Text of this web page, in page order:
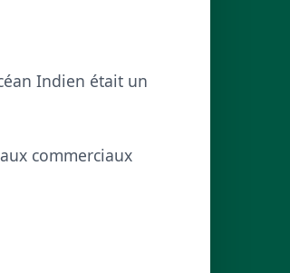
Indien était un
commerciaux